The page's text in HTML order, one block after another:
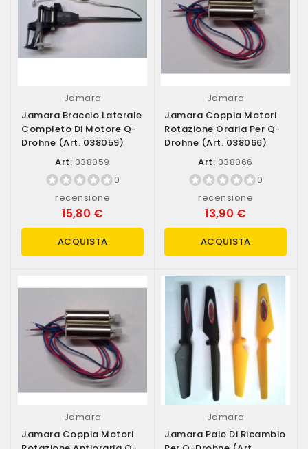
Jamara
Jamara Braccio Laterale
Completo Di Motore Q-
Drohne (art. 038059)
Art: 038059
0
recensione
15,80 €
ACQUISTA
Jamara
Jamara Coppia Motori
Rotazione Oraria Per Q-
Drohne (art. 038066)
Art: 038066
0
recensione
13,90 €
ACQUISTA
Jamara
Jamara Coppia Motori
Jamara
Jamara Pale Di Ricambio